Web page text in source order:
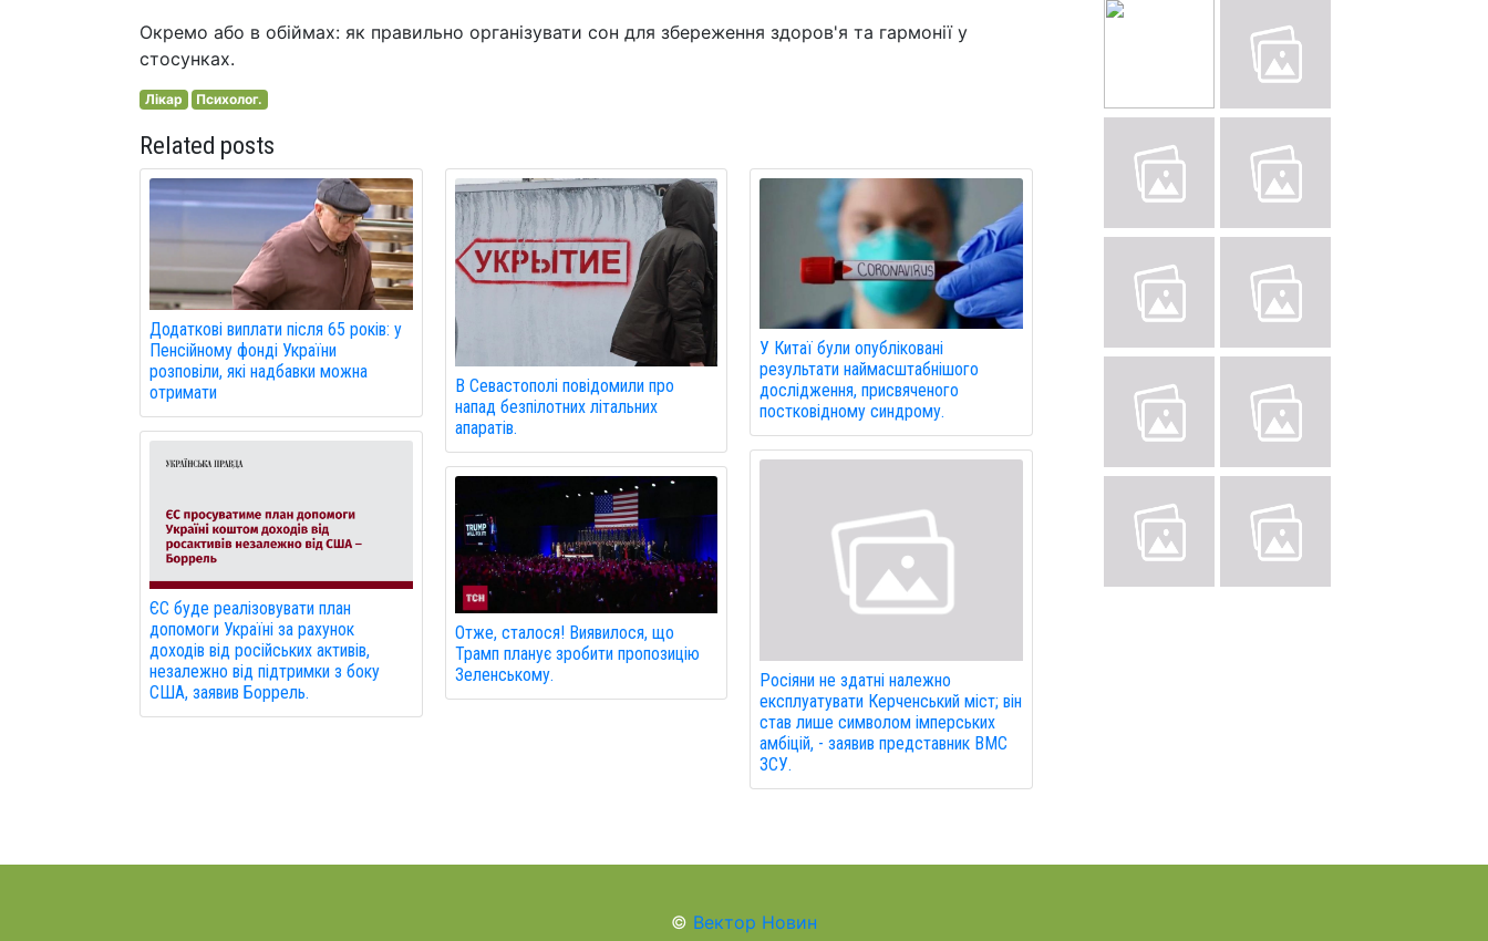
Окремо або в обіймах: як правильно організувати сон для збереження здоров'я та гармонії у
стосунках.
Лікар Психолог.
Related posts
Додаткові виплати після 65 років: у
Пенсійному фонді України
розповіли, які надбавки можна
отримати
ЄС буде реалізовувати план
допомоги Україні за рахунок
доходів від російських активів,
незалежно від підтримки з боку
США, заявив Боррель.
В Севастополі повідомили про
напад безпілотних літальних
апаратів.
Отже, сталося! Виявилося, що
Трамп планує зробити пропозицію
Зеленському.
У Китаї були опубліковані
результати наймасштабнішого
дослідження, присвяченого
постковідному синдрому.
Росіяни не здатні належно
експлуатувати Керченський міст; він
став лише символом імперських
амбіцій, - заявив представник ВМС
ЗСУ.
© Вектор Новин